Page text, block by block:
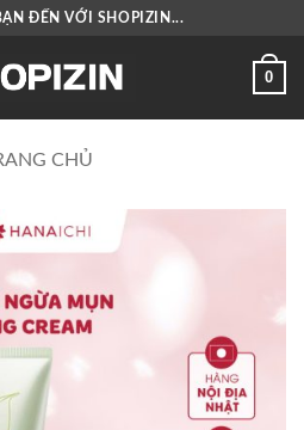
ĐẾN VỚI SHOPIZIN...
0
CHỦ